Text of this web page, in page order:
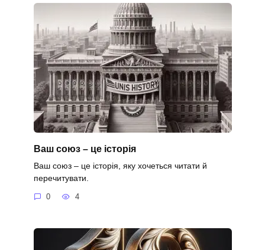
Ваш союз – це історія
Ваш союз – це історія, яку хочеться читати й
перечитувати.
0 4